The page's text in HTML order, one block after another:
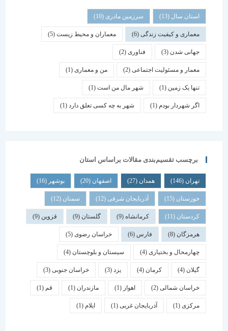
استان سال(13) سرزمین مادری(10)
معماری و کیفیت زندگی(6) معماران و محیط زیست(5)
جهانی شدن(3) فناوری (2)
معمار و مسئولیت اجتماعی (2) من و معماری (1)
تنها یک زمین(1) شهر مال من است(1)
اگر شهردار بودم (1) شهر به چه کسی تعلق دارد(1)
برچسب تقسیم‌بندی مقالات براساس استان
همدان اصفهان (20) بوشهر
خوزستان(15) آذربایجان شرقی(12) سمنان (12)
کردستان(11) کرمانشاه(9) گلستان (9) قزوین
هرمزگان(8) فارس خراسان رضوی(5)
چهارمحال و بختیاری (4) سیستان و بلوچستان(4)
کرمان یزد خراسان جنوبی(3)
خراسان شمالی(2) اهواز مازندران(1) قم
(1) آذربایجان غربی(1) ایلام